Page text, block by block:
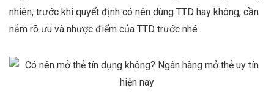
nhiên, trước khi quyết định có nên dùng TTD hay không, cần
nắm rõ ưu và nhược điểm của TTD trước nhé.